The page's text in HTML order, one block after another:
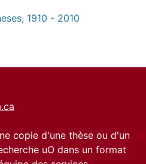
1910 - 2010
copie d'une thèse ou d'un
uO dans un format